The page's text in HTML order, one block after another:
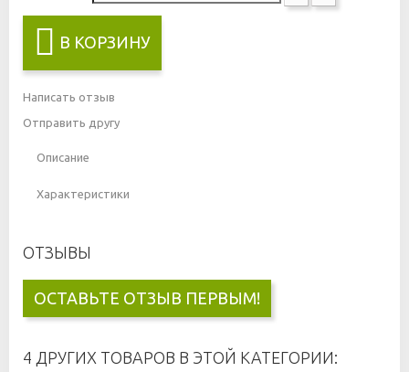
В КОРЗИНУ
Написать отзыв
Отправить другу
Описание
Характеристики
ОТЗЫВЫ
ОСТАВЬТЕ ОТЗЫВ ПЕРВЫМ!
4 ДРУГИХ ТОВАРОВ В ЭТОЙ КАТЕГОРИИ: